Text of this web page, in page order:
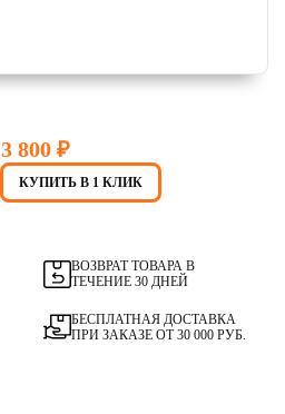
3 800 ₽
КУПИТЬ В 1 КЛИК
ВОЗВРАТ ТОВАРА В
ТЕЧЕНИЕ 30 ДНЕЙ
БЕСПЛАТНАЯ ДОСТАВКА
ПРИ ЗАКАЗЕ ОТ 30 000 РУБ.